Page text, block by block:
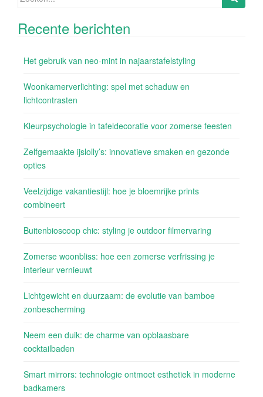
Recente berichten
Het gebruik van neo-mint in najaarstafelstyling
Woonkamerverlichting: spel met schaduw en
lichtcontrasten
Kleurpsychologie in tafeldecoratie voor zomerse feesten
Zelfgemaakte ijslolly’s: innovatieve smaken en gezonde
opties
Veelzijdige vakantiestijl: hoe je bloemrijke prints
combineert
Buitenbioscoop chic: styling je outdoor filmervaring
Zomerse woonbliss: hoe een zomerse verfrissing je
interieur vernieuwt
Lichtgewicht en duurzaam: de evolutie van bamboe
zonbescherming
Neem een duik: de charme van opblaasbare
cocktailbaden
Smart mirrors: technologie ontmoet esthetiek in moderne
badkamers